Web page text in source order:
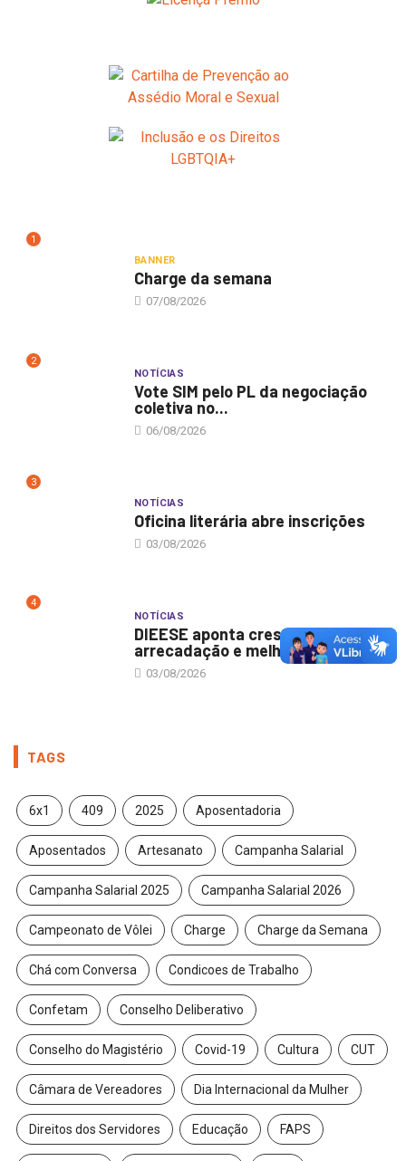
1
BANNER
Charge da semana
07/08/2026
2
NOTÍCIAS
Vote SIM pelo PL da negociação
coletiva no...
06/08/2026
3
NOTÍCIAS
Oficina literária abre inscrições
03/08/2026
4
NOTÍCIAS
DIEESE aponta crescimento da
arrecadação e melhora do...
03/08/2026
TAGS
6x1 409 2025 Aposentadoria
Aposentados Artesanato Campanha Salarial
Campanha Salarial 2025 Campanha Salarial 2026
Campeonato de Vôlei Charge Charge da Semana
Chá com Conversa Condicoes de Trabalho
Confetam Conselho Deliberativo
Conselho do Magistério Covid-19 Cultura CUT
Câmara de Vereadores Dia Internacional da Mulher
Direitos dos Servidores Educação FAPS